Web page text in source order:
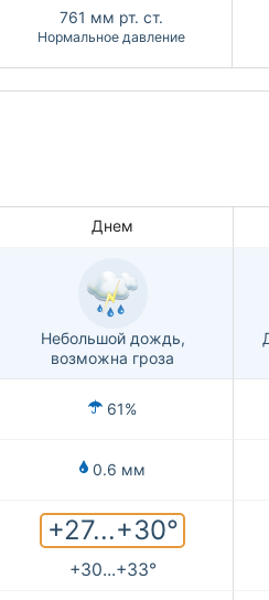
761 мм рт. ст.
Нормальное давление
Днем
Небольшой дождь,
возможна гроза
61%
0.6 мм
+27...+30°
+30...+33°